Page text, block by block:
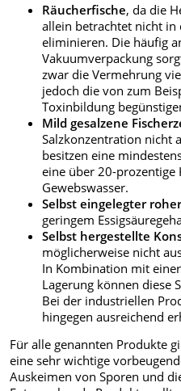
Räucherfische, da die
allein betrachtet nicht in
eliminieren. Die häufig
Vakuumverpackung
zwar die Vermehrung
jedoch die von zum
Toxinbildung
Mild gesalzene
Salzkonzentration nicht
besitzen eine
eine über 20-prozentige
Gewebswasser.
Selbst eingelegter
geringem
Selbst hergestellte
möglicherweise nicht
In Kombination mit
Lagerung können diese
Bei der industriellen
hingegen ausreichend
Für alle genannten Produkte
eine sehr wichtige
Auskeimen von Sporen und